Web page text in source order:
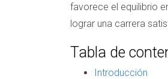
favorece el equilibrio
lograr una carrera
Tabla de
Introducción